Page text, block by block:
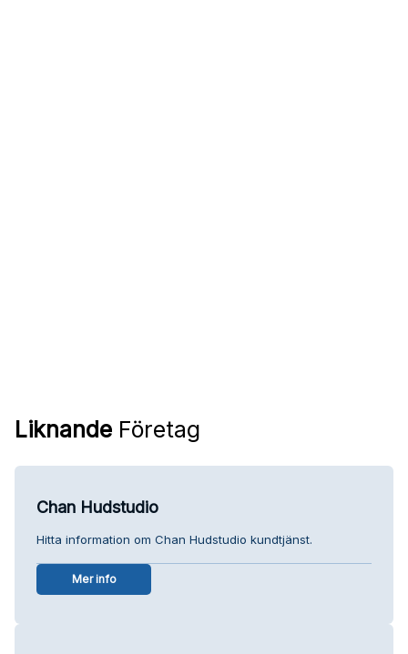
Liknande Företag
Chan Hudstudio
Hitta information om Chan Hudstudio kundtjänst.
Mer info